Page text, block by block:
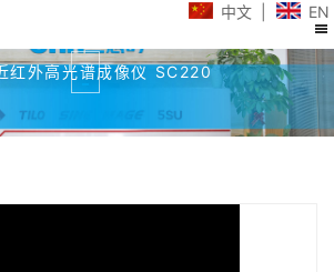
中文| EN
红外高光谱成像仪 SC220